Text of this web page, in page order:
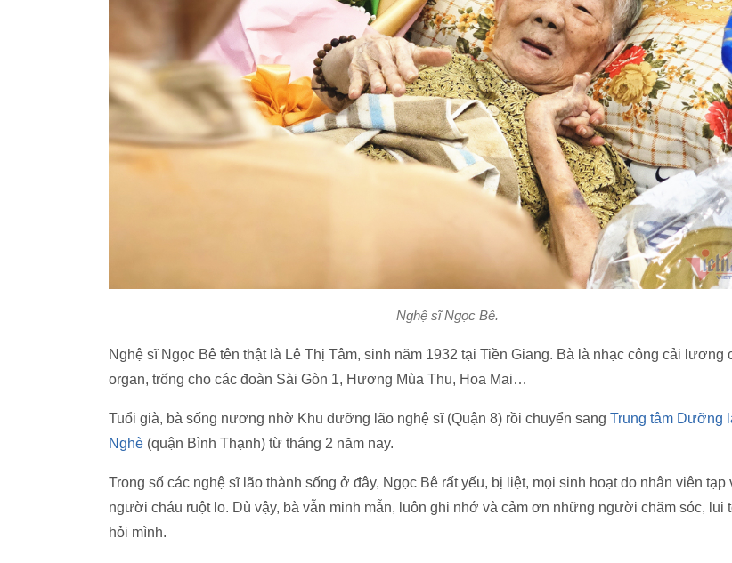
Nghệ sĩ Ngọc Bê.
Nghệ sĩ Ngọc Bê tên thật là Lê Thị Tâm, sinh năm 1932 tại Tiền Giang. Bà là nhạc công cải lương
organ, trống cho các đoàn Sài Gòn 1, Hương Mùa Thu, Hoa Mai…
Tuổi già, bà sống nương nhờ Khu dưỡng lão nghệ sĩ (Quận 8) rồi chuyển sang Trung tâm Dưỡng
Nghè (quận Bình Thạnh) từ tháng 2 năm nay.
Trong số các nghệ sĩ lão thành sống ở đây, Ngọc Bê rất yếu, bị liệt, mọi sinh hoạt do nhân viên tạp
người cháu ruột lo. Dù vậy, bà vẫn minh mẫn, luôn ghi nhớ và cảm ơn những người chăm sóc, lui
hỏi mình.